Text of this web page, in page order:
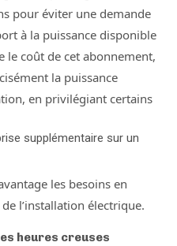
pour éviter une demande
à la puissance disponible
le coût de cet abonnement,
la puissance
en privilégiant certains
supplémentaire sur un
les besoins en
l’installation électrique.
heures creuses